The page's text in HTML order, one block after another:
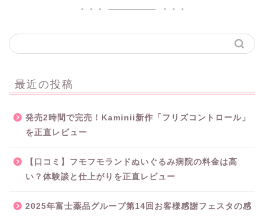
最近の投稿
発売2時間で完売！Kaminii新作「フリズコントロール」
を正直レビュー
【口コミ】フモフモランドぬいぐるみ病院の料金は高
い？体験談と仕上がりを正直レビュー
2025年富士薬品グループ第14回お客様感謝フェスタの感